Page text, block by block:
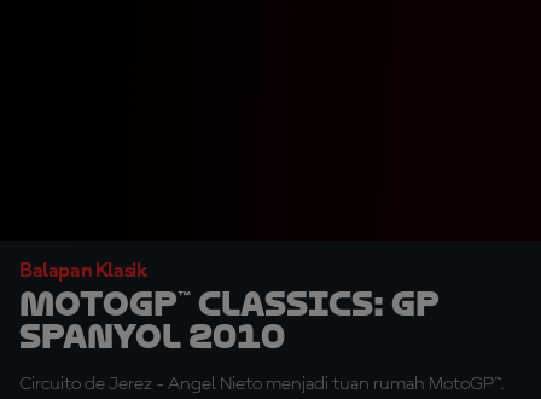
Balapan Klasik
MotoGP™ Classics: GP
Spanyol 2010
Circuito de Jerez - Angel Nieto menjadi tuan rumah MotoGP™.